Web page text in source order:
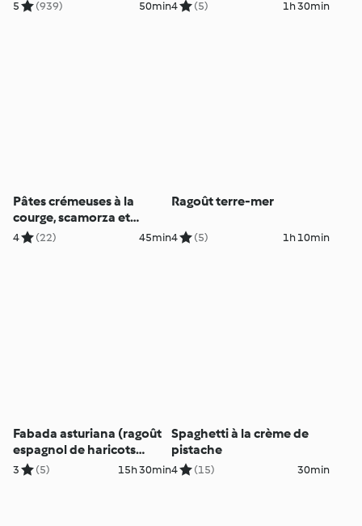
5 (939) 50min4 (5) 1h 30min
Pâtes crémeuses à la
courge, scamorza et
pecorino
4 (22) 45min
Ragoût terre-mer
4 (5) 1h 10min
Fabada asturiana (ragoût
espagnol de haricots
blancs)
3 (5) 15h 30min
Spaghetti à la crème de
pistache
4 (15) 30min